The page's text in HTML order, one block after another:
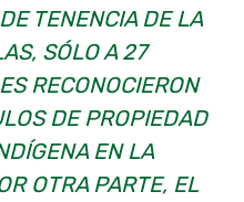
TENENCIA DE LA
SÓLO A 27
RECONOCIERON
DE PROPIEDAD
EN LA
OTRA PARTE, EL